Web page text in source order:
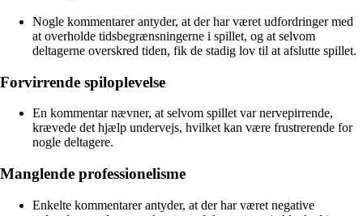
Nogle kommentarer antyder, at der har været udfordringer med
at overholde tidsbegrænsningerne i spillet, og at selvom
deltagerne overskred tiden, fik de stadig lov til at afslutte spillet.
Forvirrende spiloplevelse
En kommentar nævner, at selvom spillet var nervepirrende,
krævede det hjælp undervejs, hvilket kan være frustrerende for
nogle deltagere.
Manglende professionelisme
Enkelte kommentarer antyder, at der har været negative